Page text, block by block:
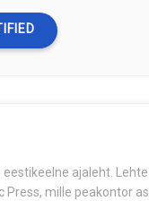
ajaleht.
mille peakontor